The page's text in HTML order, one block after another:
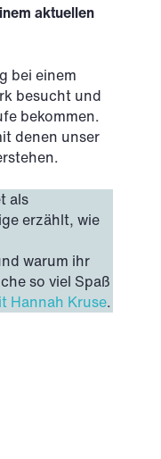
aktuellen
bei einem
besucht und
bekommen.
denen unser
als
erzählt, wie
warum ihr
so viel Spaß
Hannah Kruse.